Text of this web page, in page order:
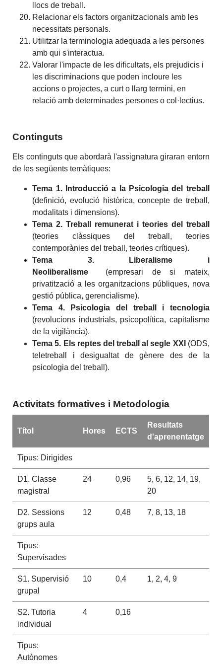
llocs de treball.
Relacionar els factors organitzacionals amb les
necessitats personals.
Utilitzar la terminologia adequada a les persones
amb qui s'interactua.
Valorar l'impacte de les dificultats, els prejudicis i
les discriminacions que poden incloure les
accions o projectes, a curt o llarg termini, en
relació amb determinades persones o col·lectius.
Continguts
Els continguts que abordarà l'assignatura giraran entorn
de les següents temàtiques:
Tema 1. Introducció a la Psicologia del treball
(definició, evolució històrica, concepte de treball,
modalitats i dimensions).
Tema 2. Treball remunerat i teories del treball
(teories clàssiques del treball, teories
contemporànies del treball, teories crítiques).
Tema 3. Liberalisme i
Neoliberalisme
(empresari de si mateix,
privatització a les organitzacions públiques, nova
gestió pública, gerencialisme).
Tema 4. Psicologia del treball i tecnologia
(revolucions industrials, psicopolítica, capitalisme
de la vigilància).
Tema 5. Els reptes del treball al segle XXI (ODS,
teletreball i desigualtat de gènere des de la
psicologia del treball).
Activitats formatives i Metodologia
Títol Hores ECTS
Resultats
d'aprenentatge
Tipus: Dirigides
D1. Classe
magistral
24 0,96
5, 6, 12, 14, 19,
20
D2. Sessions
grups aula
12 0,48 7, 8, 13, 18
Tipus:
Supervisades
S1. Supervisió
grupal
10 0,4 1, 2, 4, 9
S2. Tutoria
individual
4 0,16
Tipus:
Autònomes